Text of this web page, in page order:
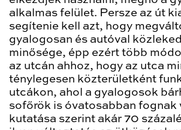
alkalmas felület. Persze az út
segítenie kell azt, hogy
gyalogosan és autóval
minősége, épp ezért több
az utcán ahhoz, hogy az utca
ténylegesen közterületként
utcákon, ahol a gyalogosok
sofőrök is óvatosabban fognak
kutatása szerint akár 70